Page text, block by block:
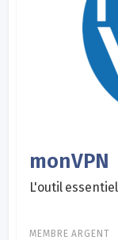
monVPN
L'outil
MEMBRE ARGENT